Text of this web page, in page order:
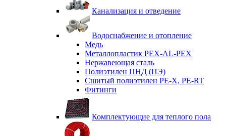
Канализация и отведение
Водоснабжение и отопление
Медь
Металлопластик PEX-AL-PEX
Нержавеющая сталь
Полиэтилен ПНД (ПЭ)
Сшитый полиэтилен PE-X, PE-RT
Фитинги
Комплектующие для теплого пола